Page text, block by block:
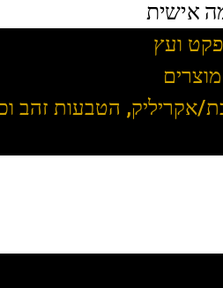
אישית
ועץ
אקריליק, הטבעות זהב